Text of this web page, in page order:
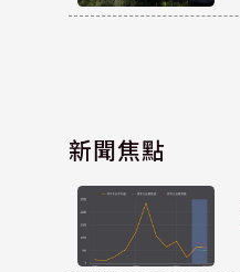
新聞焦點